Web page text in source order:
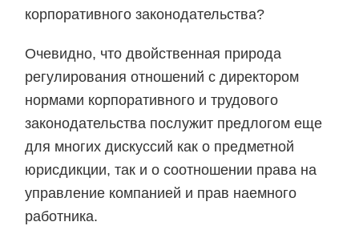
корпоративного законодательства?
Очевидно, что двойственная природа
регулирования отношений с директором
нормами корпоративного и трудового
законодательства послужит предлогом еще
для многих дискуссий как о предметной
юрисдикции, так и о соотношении права на
управление компанией и прав наемного
работника.